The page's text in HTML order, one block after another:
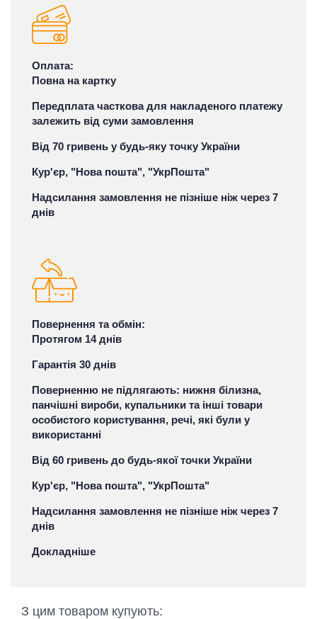
Оплата:
Повна на картку
Передплата часткова для накладеного платежу
залежить від суми замовлення
Від 70 гривень у будь-яку точку України
Кур'єр, "Нова пошта", "УкрПошта"
Надсилання замовлення не пізніше ніж через 7
днів
Повернення та обмін:
Протягом 14 днів
Гарантія 30 днів
Поверненню не підлягають: нижня білизна,
панчішні вироби, купальники та інші товари
особистого користування, речі, які були у
використанні
Від 60 гривень до будь-якої точки України
Кур'єр, "Нова пошта", "УкрПошта"
Надсилання замовлення не пізніше ніж через 7
днів
Докладніше
З цим товаром купують: